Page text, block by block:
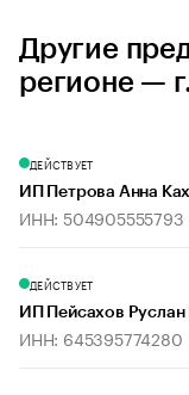
Другие
регионе —
ДЕЙСТВУЕТ
ИП Петрова Анна
ИНН: 504905555793
ДЕЙСТВУЕТ
ИП Пейсахов Руслан
ИНН: 645395774280